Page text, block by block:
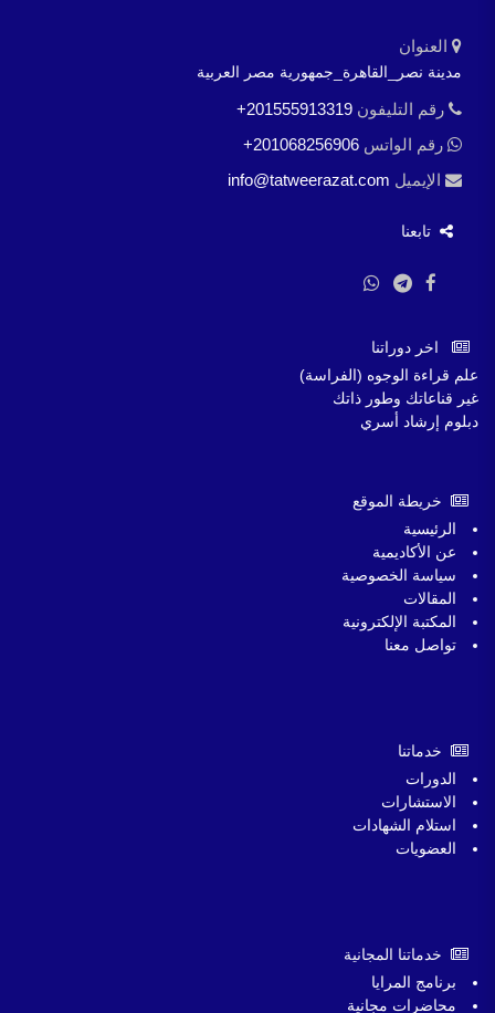
العنوان
مدينة نصر_القاهرة_جمهورية مصر العربية
رقم التليفون +201555913319
رقم الواتس +201068256906
الإيميل info@tatweerazat.com
تابعنا
اخر دوراتنا
علم قراءة الوجوه (الفراسة)
غير قناعاتك وطور ذاتك
دبلوم إرشاد أسري
خريطة الموقع
الرئيسية
عن الأكاديمية
سياسة الخصوصية
المقالات
المكتبة الإلكترونية
تواصل معنا
خدماتنا
الدورات
الاستشارات
استلام الشهادات
العضويات
خدماتنا المجانية
برنامج المرايا
محاضرات مجانية